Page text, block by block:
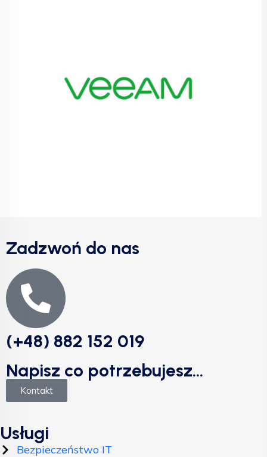
Zadzwoń do nas
(+48) 882 152 019
Napisz co potrzebujesz...
Kontakt
Usługi
Bezpieczeństwo IT